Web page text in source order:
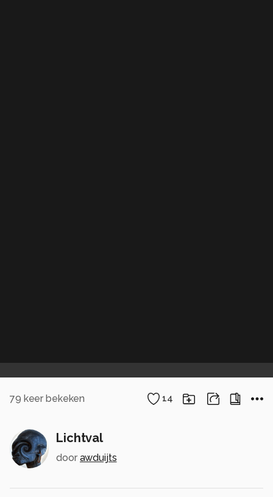
79 keer bekeken 14
Lichtval
door awduijts